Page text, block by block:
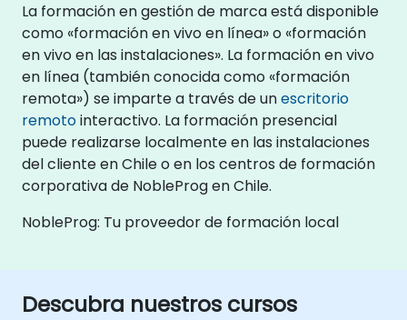
La formación en gestión de marca está disponible
como «formación en vivo en línea» o «formación
en vivo en las instalaciones». La formación en vivo
en línea (también conocida como «formación
remota») se imparte a través de unescritorio
remotointeractivo. La formación presencial
puede realizarse localmente en las instalaciones
del cliente en Chile o en los centros de formación
corporativa de NobleProg en Chile.
NobleProg: Tu proveedor de formación local
Descubra nuestros cursos